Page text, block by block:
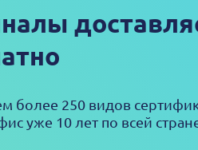
более 250 видов
уже 10 лет по всей